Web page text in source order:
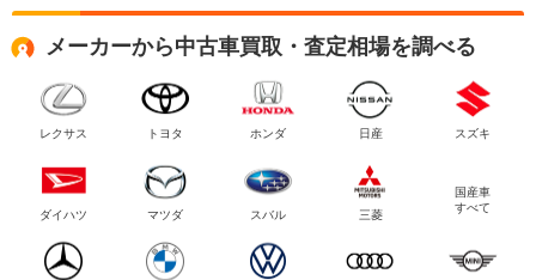
メーカーから中古車買取・査定相場を調べる
レクサス トヨタ ホンダ 日産 スズキ
ダイハツ マツダ スバル 三菱
国産車
すべて